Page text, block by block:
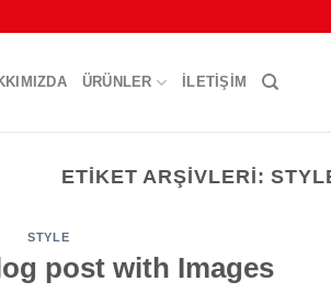
ÜRÜNLER İLETIŞIM
ETIKET ARŞIVLERI:
STYLE
post with Images